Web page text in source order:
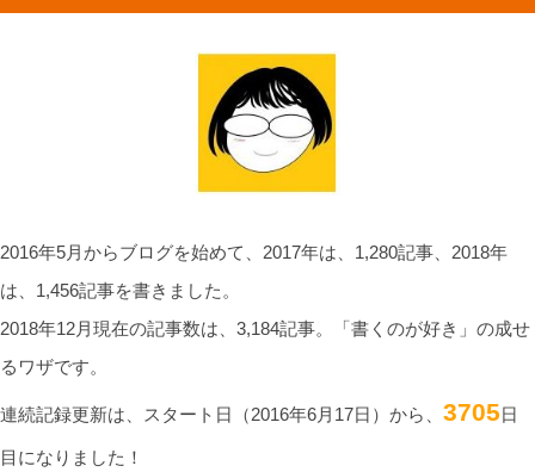
2016年5月からブログを始めて、2017年は、1,280記事、2018年
は、1,456記事を書きました。
2018年12月現在の記事数は、3,184記事。「書くのが好き」の成せ
るワザです。
連続記録更新は、スタート日（2016年6月17日）から、 3705日
目になりました！